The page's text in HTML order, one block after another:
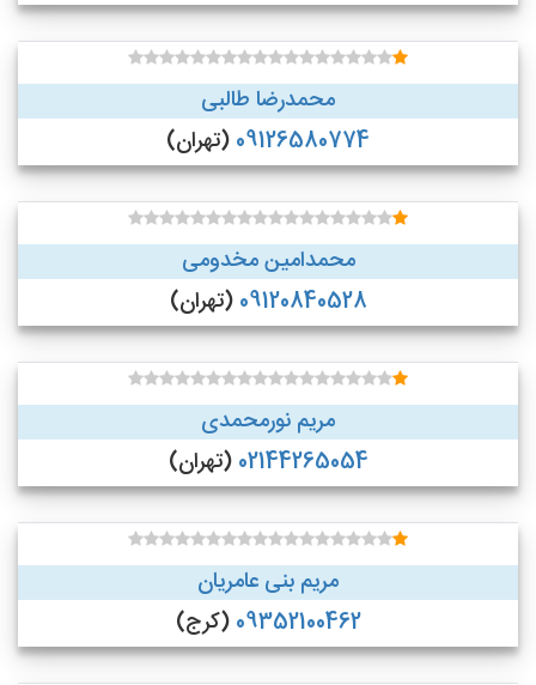
محمدرضا طالبی
09126580774 (تهران)
محمدامین مخدومی
09120840528 (تهران)
مریم نورمحمدی
02144265054 (تهران)
مریم بنی عامریان
09352100462 (کرج)